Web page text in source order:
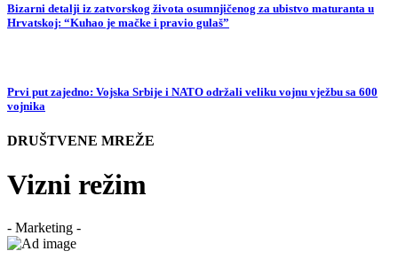
Bizarni detalji iz zatvorskog života osumnjičenog za ubistvo maturanta u
Hrvatskoj: “Kuhao je mačke i pravio gulaš”
Prvi put zajedno: Vojska Srbije i NATO održali veliku vojnu vježbu sa 600
vojnika
DRUŠTVENE MREŽE
Vizni režim
- Marketing -